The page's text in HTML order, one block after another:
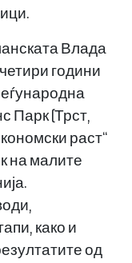
Влада
години
Парк (Трст,
раст“
на малите
како и
од